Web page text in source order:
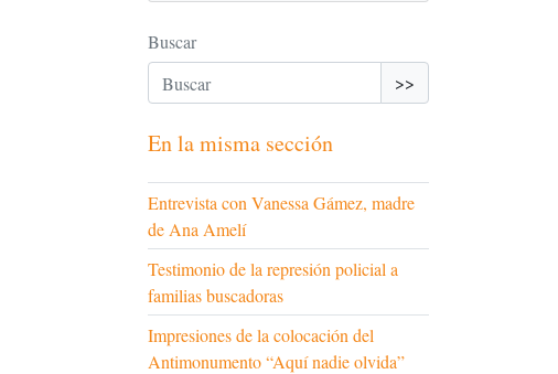
Buscar
>>
En la misma sección
Entrevista con Vanessa Gámez, madre
de Ana Amelí
Testimonio de la represión policial a
familias buscadoras
Impresiones de la colocación del
Antimonumento “Aquí nadie olvida”